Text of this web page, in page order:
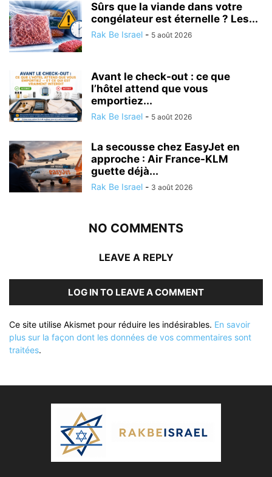
Sûrs que la viande dans votre
congélateur est éternelle ? Les...
Rak Be Israel - 5 août 2026
Avant le check-out : ce que
l’hôtel attend que vous
emportiez...
Rak Be Israel - 5 août 2026
La secousse chez EasyJet en
approche : Air France-KLM
guette déjà...
Rak Be Israel - 3 août 2026
NO COMMENTS
LEAVE A REPLY
LOG IN TO LEAVE A COMMENT
Ce site utilise Akismet pour réduire les indésirables. En savoir
plus sur la façon dont les données de vos commentaires sont
traitées.